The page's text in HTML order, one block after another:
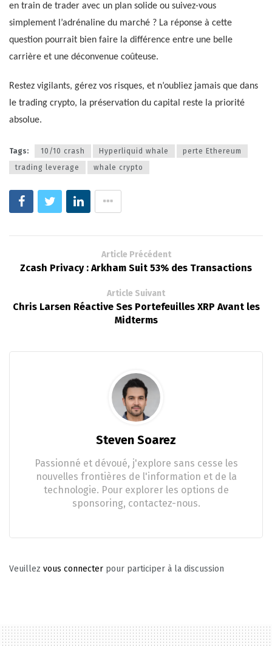
en train de trader avec un plan solide ou suivez-vous
simplement l’adrénaline du marché ? La réponse à cette
question pourrait bien faire la différence entre une belle
carrière et une déconvenue coûteuse.
Restez vigilants, gérez vos risques, et n’oubliez jamais que dans
le trading crypto, la préservation du capital reste la priorité
absolue.
Tags: 10/10 crash Hyperliquid whale
perte Ethereum
trading leverage
whale crypto
Article Précédent
Zcash Privacy : Arkham Suit 53% des Transactions
Article Suivant
Chris Larsen Réactive Ses Portefeuilles XRP Avant les
Midterms
Steven Soarez
Passionné et dévoué, j'explore sans cesse les
nouvelles frontières de l'information et de la
technologie. Pour explorer les options de
sponsoring, contactez-nous.
Veuillez vous connecter pour participer à la discussion